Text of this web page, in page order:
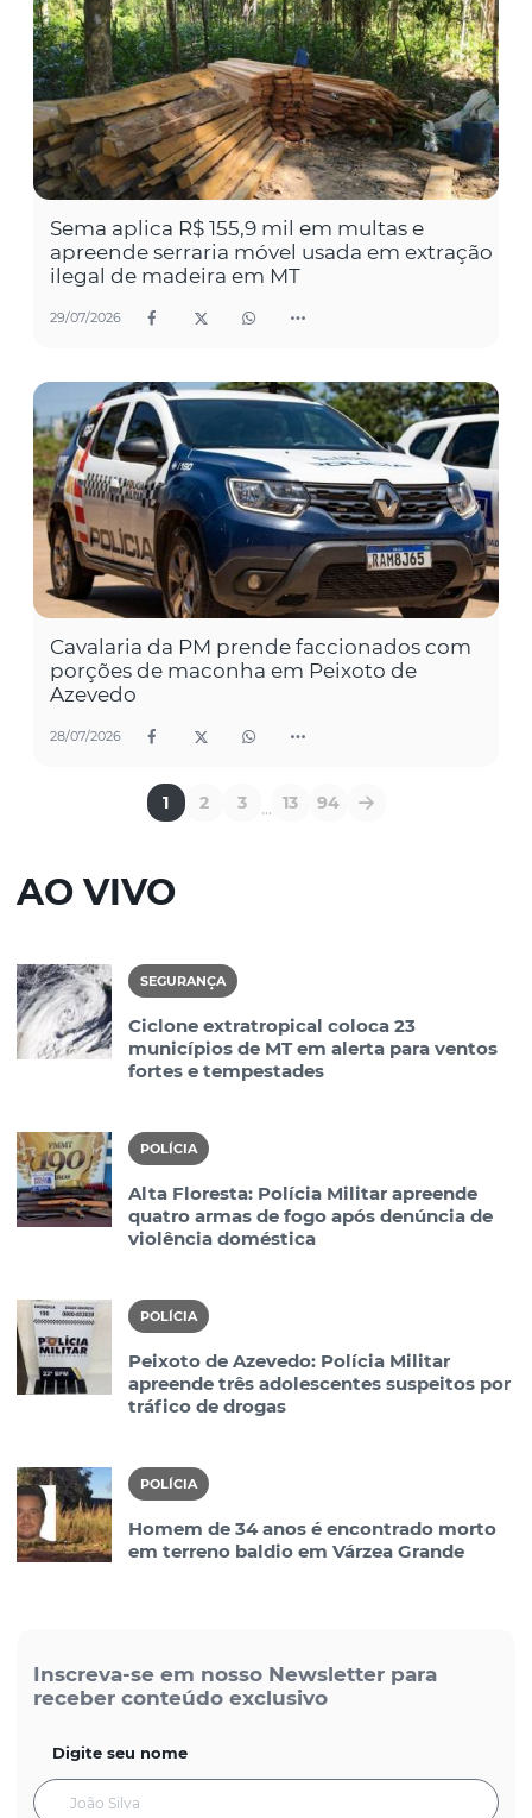
Sema aplica R$ 155,9 mil em multas e
apreende serraria móvel usada em extração
ilegal de madeira em MT
29/07/2026
Cavalaria da PM prende faccionados com
porções de maconha em Peixoto de
Azevedo
28/07/2026
1 2 3 ... 13 94
AO VIVO
SEGURANÇA
Ciclone extratropical coloca 23
municípios de MT em alerta para ventos
fortes e tempestades
POLÍCIA
Alta Floresta: Polícia Militar apreende
quatro armas de fogo após denúncia de
violência doméstica
POLÍCIA
Peixoto de Azevedo: Polícia Militar
apreende três adolescentes suspeitos por
tráfico de drogas
POLÍCIA
Homem de 34 anos é encontrado morto
em terreno baldio em Várzea Grande
Inscreva-se em nosso Newsletter para
receber conteúdo exclusivo
Digite seu nome